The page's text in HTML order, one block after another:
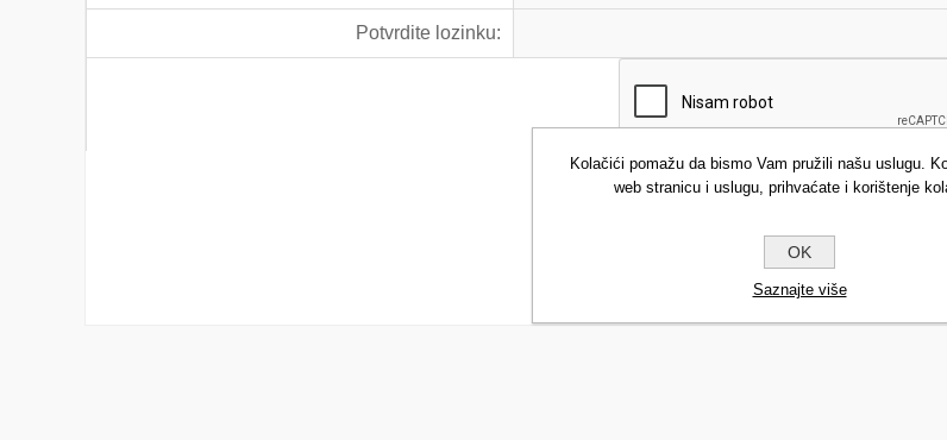
Potvrdite lozinku:
Kolačići pomažu da bismo Vam pružili našu uslugu.
web stranicu i uslugu, prihvaćate i korištenje
OK
Saznajte više